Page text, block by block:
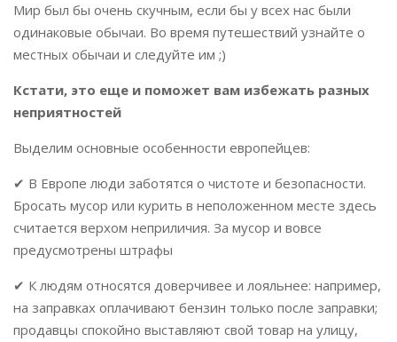
Мир был бы очень скучным, если бы у всех нас были
одинаковые обычаи. Во время путешествий узнайте о
местных обычаи и следуйте им ;)⠀
Кстати, это еще и поможет вам избежать разных
неприятностей
Выделим основные особенности европейцев:
✔ В Европе люди заботятся о чистоте и безопасности.
Бросать мусор или курить в неположенном месте здесь
считается верхом неприличия. За мусор и вовсе
предусмотрены штрафы
✔ К людям относятся доверчивее и лояльнее: например,
на заправках оплачивают бензин только после заправки;
продавцы спокойно выставляют свой товар на улицу,